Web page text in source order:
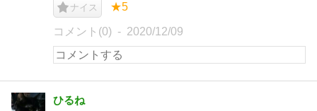
ナイス ★5
コメント(0) 2020/12/09
ひるね